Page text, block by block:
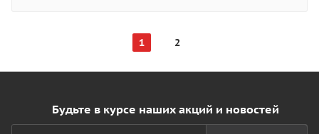
1 2
Будьте в курсе наших акций и новостей